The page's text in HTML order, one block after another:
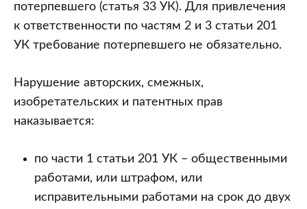
потерпевшего (статья 33 УК). Для привлечения
к ответственности по частям 2 и 3 статьи 201
УК требование потерпевшего не обязательно.
Нарушение авторских, смежных,
изобретательских и патентных прав
наказывается:
по части 1 статьи 201 УК – общественными
работами, или штрафом, или
исправительными работами на срок до двух